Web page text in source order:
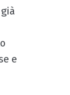
e